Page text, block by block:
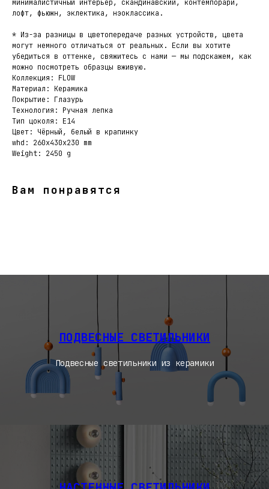
минималистичный интерьер, скандинавский, контемпорари,
лофт, фьюжн, эклектика, нэоклассика.
* Из-за разницы в цветопередаче разных устройств, цвета
могут немного отличаться от реальных. Если вы хотите
убедиться в оттенке, свяжитесь с нами — мы подскажем, как
можно посмотреть образцы вживую.
Коллекция: FLOW
Материал: Керамика
Покрытие: Глазурь
Технология: Ручная лепка
Тип цоколя: E14
Цвет: Чёрный, белый в крапинку
whd: 260x430x230 mm
Weight: 2450 g
Вам понравятся
ПОДВЕСНЫЕ СВЕТИЛЬНИКИ
Подвесные светильники из керамики